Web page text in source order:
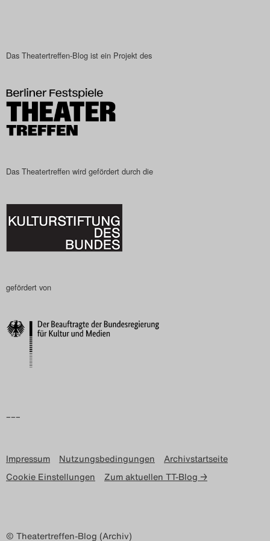
Das Theatertreffen-Blog
Das Theatertreffen-Blog
Archiv
Impressum
Das Theatertreffen-Blog ist ein Projekt des
Das Theatertreffen wird gefördert durch die
gefördert von
–––
Impressum Nutzungsbedingungen
Archivstartseite
Cookie Einstellungen
Zum aktuellen TT-Blog →
© Theatertreffen-Blog (Archiv)